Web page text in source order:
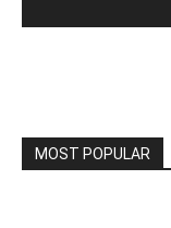
MOST POPULAR